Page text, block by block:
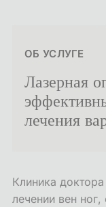
ОБ УСЛУГЕ
Лазерная
лечения
Клиника
лечении вен